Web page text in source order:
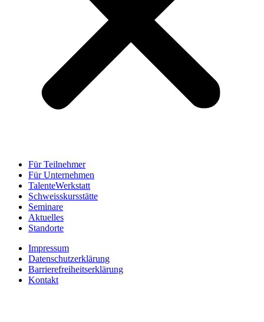
Für Teilnehmer
Für Unternehmen
TalenteWerkstatt
Schweisskursstätte
Seminare
Aktuelles
Standorte
Impressum
Datenschutzerklärung
Barrierefreiheitserklärung
Kontakt